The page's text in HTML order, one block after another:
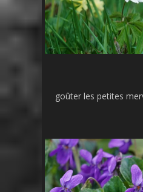
goûter les petites